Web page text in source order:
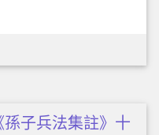
子兵法集註》十